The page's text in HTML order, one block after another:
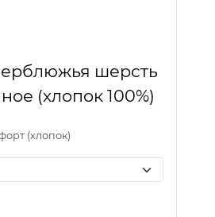
шерсть
(хлопок 100%)
(хлопок)